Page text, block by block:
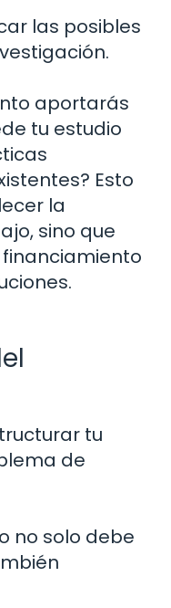
las posibles
aportarás
tu estudio
Esto
la
sino que
tu
de
no solo debe